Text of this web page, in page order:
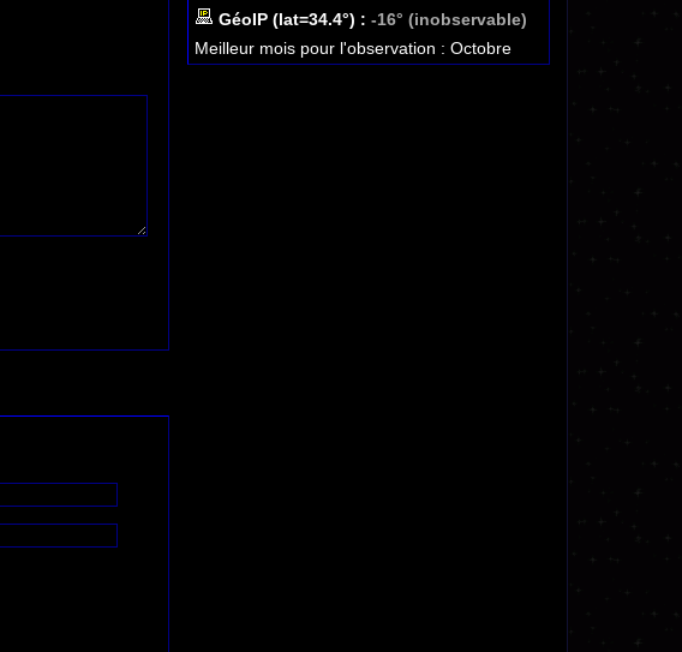
GéoIP (lat=34.4°) : -16° (inobservable)
Meilleur mois pour l'observation : Octobre